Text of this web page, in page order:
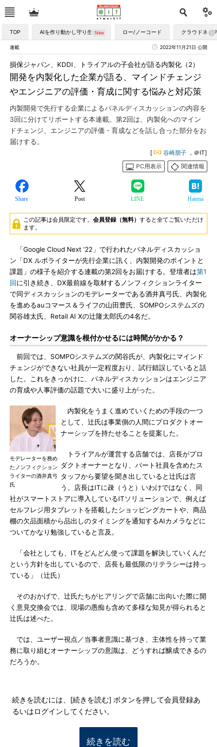
TOP AIを作り動かし守り生かす ロー/ノーコード クラウドネイ
連載 2022年11月21日 公開
開発を内製化した企業が語る、マインドチェンジ
やエンジニアの評価・育成に関する悩みと対応策
損保ジャパン、KDDI、トライアルの子会社が語る内製化（2）
内製開発で先行する企業によるパネルディスカッションの内容を
3回に分けてリポートする本連載。第2回は、内製化へのマイン
ドチェンジ、エンジニアの評価・育成などを話し合った部分をお
届けする。
[ 谷崎朋子 ，＠IT]
PC用表示
関連情報
Share Post LINE Hatena
この記事は会員限定です。 会員登録（無料） すると全てご覧いただけ
ます。
「Google Cloud Next ‘22」で行われたパネルディスカッショ
ン「DX ルポライターが先行企業に訊く、内製開発のポイントと
課題」の様子を紹介する連載の第2回をお届けする。登壇者は第1
回に引き続き、DX最前線を取材するノンフィクションライター
で同ディスカッションのモデレーターである酒井真弓氏、内製化
を進めるauコマース＆ライフの山田豊氏、SOMPOシステムズの
関谷雄太氏、Retail AI Xの辻隆太郎氏の4名だ。
オーナーシップ意識を根付かせるには時間がかかる？
前回では、SOMPOシステムズの関谷氏が、内製化にマインド
チェンジができない社員が一定程度おり、試行錯誤していると話
した。これをきっかけに、パネルディスカッションはエンジニア
の育成や人事評価の話題で大いに盛り上がった。
モデレーターを務め
たノンフィクション
ライターの酒井真弓
氏
内製化をうまく進めていくための手段の一つ
として、辻氏は事業側の人間にプロダクトオー
ナーシップを持たせることを提案した。
トライアルが運営する店舗では、店長がプロ
ダクトオーナーとなり、パート社員を含めたス
タッフから要望を聞き出していると辻氏は言
う。店長はITに疎（うと）いわけではなく、同
社がスマートストアに導入しているITソリューションで、例えば
セルフレジ用タブレットを搭載したショッピングカートや、商品
棚の欠品面積から品出しのタイミングを通知するAIカメラなどに
ついてかなり勉強していると言及。
「会社としても、ITをどんどん使って課題を解決していくんだ
という方針を出しているので、店長も最低限のリテラシーは持っ
ている」（辻氏）
そのおかげで、辻氏たちがヒアリングで店舗に出向いた際に開
く意見交換会では、現場の愚痴も含めて多様な知見が得られると
辻氏は述べた。
では、ユーザー視点／当事者意識に基づき、主体性を持って業
務に取り組むオーナーシップの意識は、どうすれば醸成できるの
だろうか。
続きを読むには、[続きを読む] ボタンを押して会員登録あ
るいはログインしてください。
続きを読む